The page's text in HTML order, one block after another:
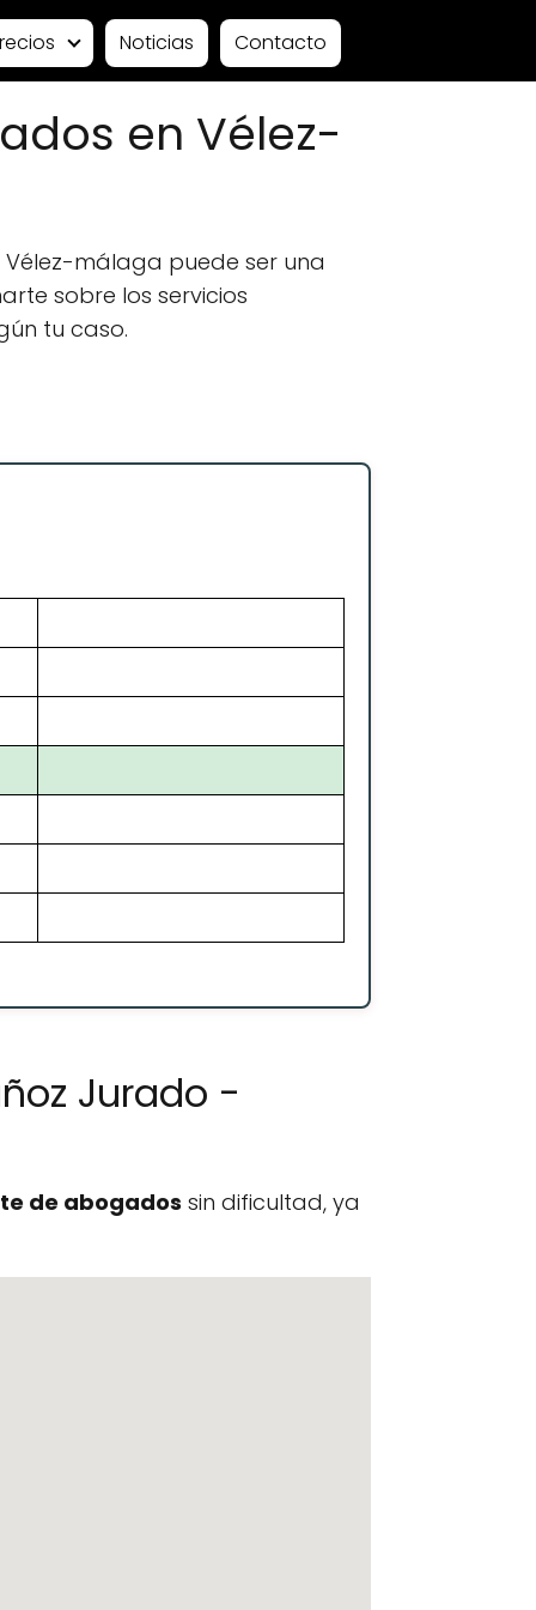
Noticias Contacto
en Vélez-
málaga puede ser una
sobre los servicios
tu caso.
Jurado -
de abogados sin dificultad, ya